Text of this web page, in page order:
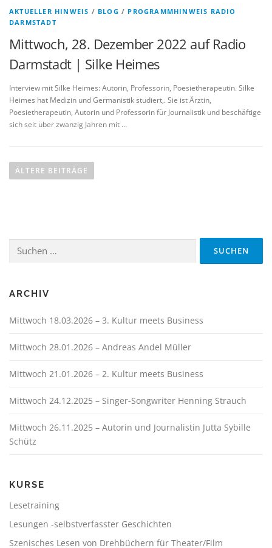
AKTUELLER HINWEIS / BLOG / PROGRAMMHINWEIS RADIO
DARMSTADT
Mittwoch, 28. Dezember 2022 auf Radio
Darmstadt | Silke Heimes
Interview mit Silke Heimes: Autorin, Professorin, Poesietherapeutin. Silke
Heimes hat Medizin und Germanistik studiert,. Sie ist Ärztin,
Poesietherapeutin, Autorin und Professorin für Journalistik und beschäftige
sich seit über zwanzig Jahren mit …
e
a
i
g
t
o
n
ÄLTERE BEITRÄGE
nach:
ARCHIV
Mittwoch 18.03.2026 – 3. Kultur meets Business
Mittwoch 28.01.2026 – Andreas Andel Müller
Mittwoch 21.01.2026 – 2. Kultur meets Business
Mittwoch 24.12.2025 – Singer-Songwriter Henning Strauch
Mittwoch 26.11.2025 – Autorin und Journalistin Jutta Sybille
Schütz
KURSE
Lesetraining
Lesungen -selbstverfasster Geschichten
Szenisches Lesen von Drehbüchern für Theater/Film